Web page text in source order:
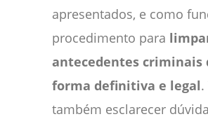
apresentados, e como
procedimento para
antecedentes criminais
forma definitiva e legal.
também esclarecer